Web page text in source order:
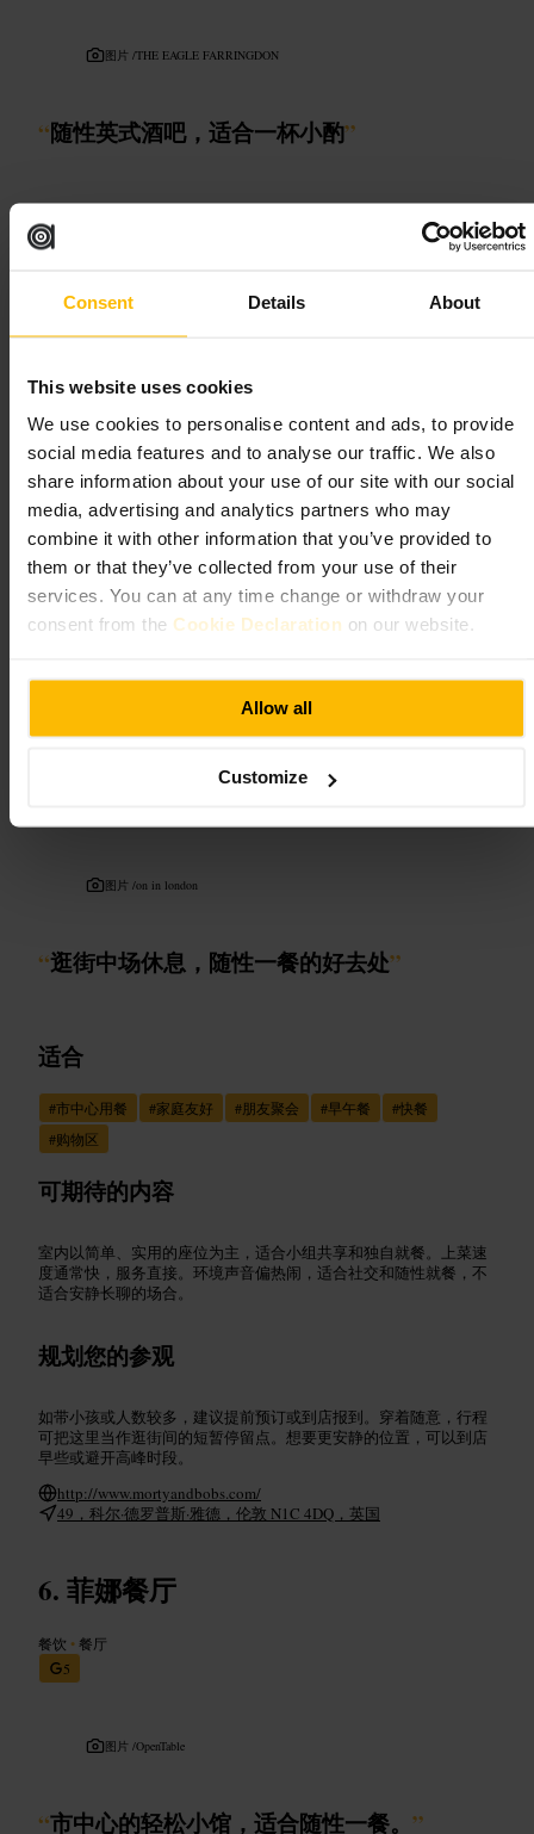
Consent Details About
This website uses cookies
We use cookies to personalise content and ads, to provide
social media features and to analyse our traffic. We also
share information about your use of our site with our social
media, advertising and analytics partners who may
combine it with other information that you’ve provided to
them or that they’ve collected from your use of their
services. You can at any time change or withdraw your
consent from the Cookie Declaration on our website.
Allow all
Customize
图片 /THE EAGLE FARRINGDON
“随性英式酒吧，适合一杯小酌”
适合
可期待的内容
吧台和小桌并存，空间不刻意装饰，声量适中，服务直接。以生啤
有下班后的本地人，也有周末出行的朋友聚会。
规划您的参观
想要安静聊天，选择下午或早晚时段入座，周五和周六晚间会更热
闹。单人或双人都合适，也方便小组聚会。出门前查一下交通，周
围步行可达，适合与附近餐厅串门继续晚餐或夜生活。
http://www.theeaglefarringdon.co.uk/
莫蒂与鲍勃的
图片 /on in london
“逛街中场休息，随性一餐的好去处”
适合
#市中心用餐 #家庭友好 #朋友聚会 #早午餐 #快餐
#购物区
可期待的内容
室内以简单、实用的座位为主，适合小组共享和独自就餐。上菜速
度通常快，服务直接。环境声音偏热闹，适合社交和随性就餐，不
适合安静长聊的场合。
规划您的参观
如带小孩或人数较多，建议提前预订或到店报到。穿着随意，行程
可把这里当作逛街间的短暂停留点。想要更安静的位置，可以到店
早些或避开高峰时段。
http://www.mortyandbobs.com/
49，科尔·德罗普斯·雅德，伦敦 N1C 4DQ，英国
菲娜餐厅
餐饮 •餐厅
5
图片 /OpenTable
“市中心的轻松小馆，适合随性一餐。 ”